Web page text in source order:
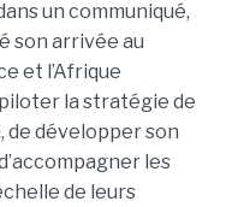
un communiqué,
son arrivée au
et l’Afrique
la stratégie de
de développer son
les
de leurs